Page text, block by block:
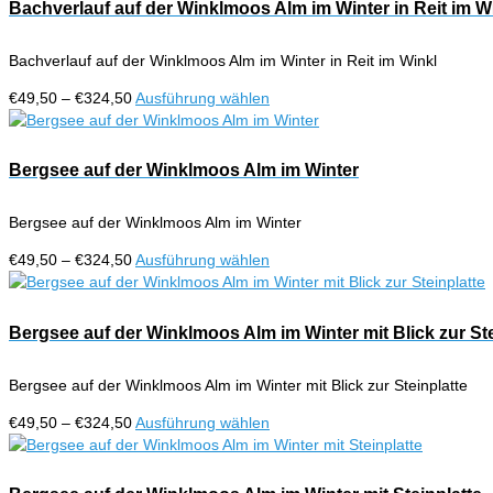
Produktseite
werden
Varianten
Die
können
auf
Produktseite
werden
Bachverlauf auf der Winklmoos Alm im Winter in Reit im
Bachverlauf auf der Winklmoos Alm im Winter in Reit im Winkl
€49,50 – €324,50Preisspanne:
€49,50
€324,50
Ausführung wählen
Produkt
mehrere
Die
können
auf
Produktseite
werden
Bergsee auf der Winklmoos Alm im Winter
Bergsee auf der Winklmoos Alm im Winter
€49,50 – €324,50Preisspanne:
€49,50
€324,50
Ausführung wählen
Produkt
mehrere
Varianten
Die
können
auf
Bergsee auf der Winklmoos Alm im Winter mit Blick zur
Bergsee auf der Winklmoos Alm im Winter mit Blick zur Steinplatte
€49,50 – €324,50Preisspanne:
€49,50
€324,50
Ausführung wählen
Produkt
mehrere